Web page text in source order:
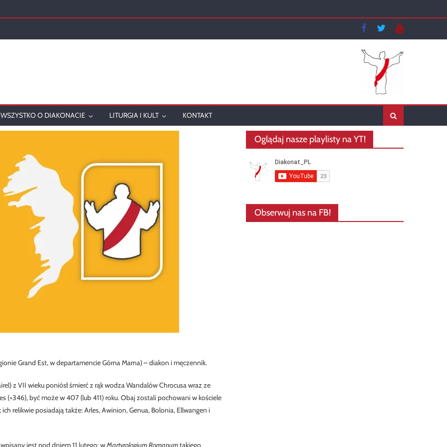
WSZYSTKO O DIAKONACIE LITURGIA I KULT KONTAKT
Grand Est, w departamencie Górna Marna) – diakon i męczennik.
z VII wieku poniósł śmierć z rąk wodza Wandalów Chrocusa wraz ze
(+346), być może w 407 (lub 411) roku. Obaj zostali pochowani w kościele
relikwie posiadają także: Arles, Awinion, Genua, Bolonia, Ellwangen i
jest pod dniem 11 lutego; wMartyrologium Romanumtakiego
Oglądaj nasze playlisty na YT!
Obserwuj nas na FB!